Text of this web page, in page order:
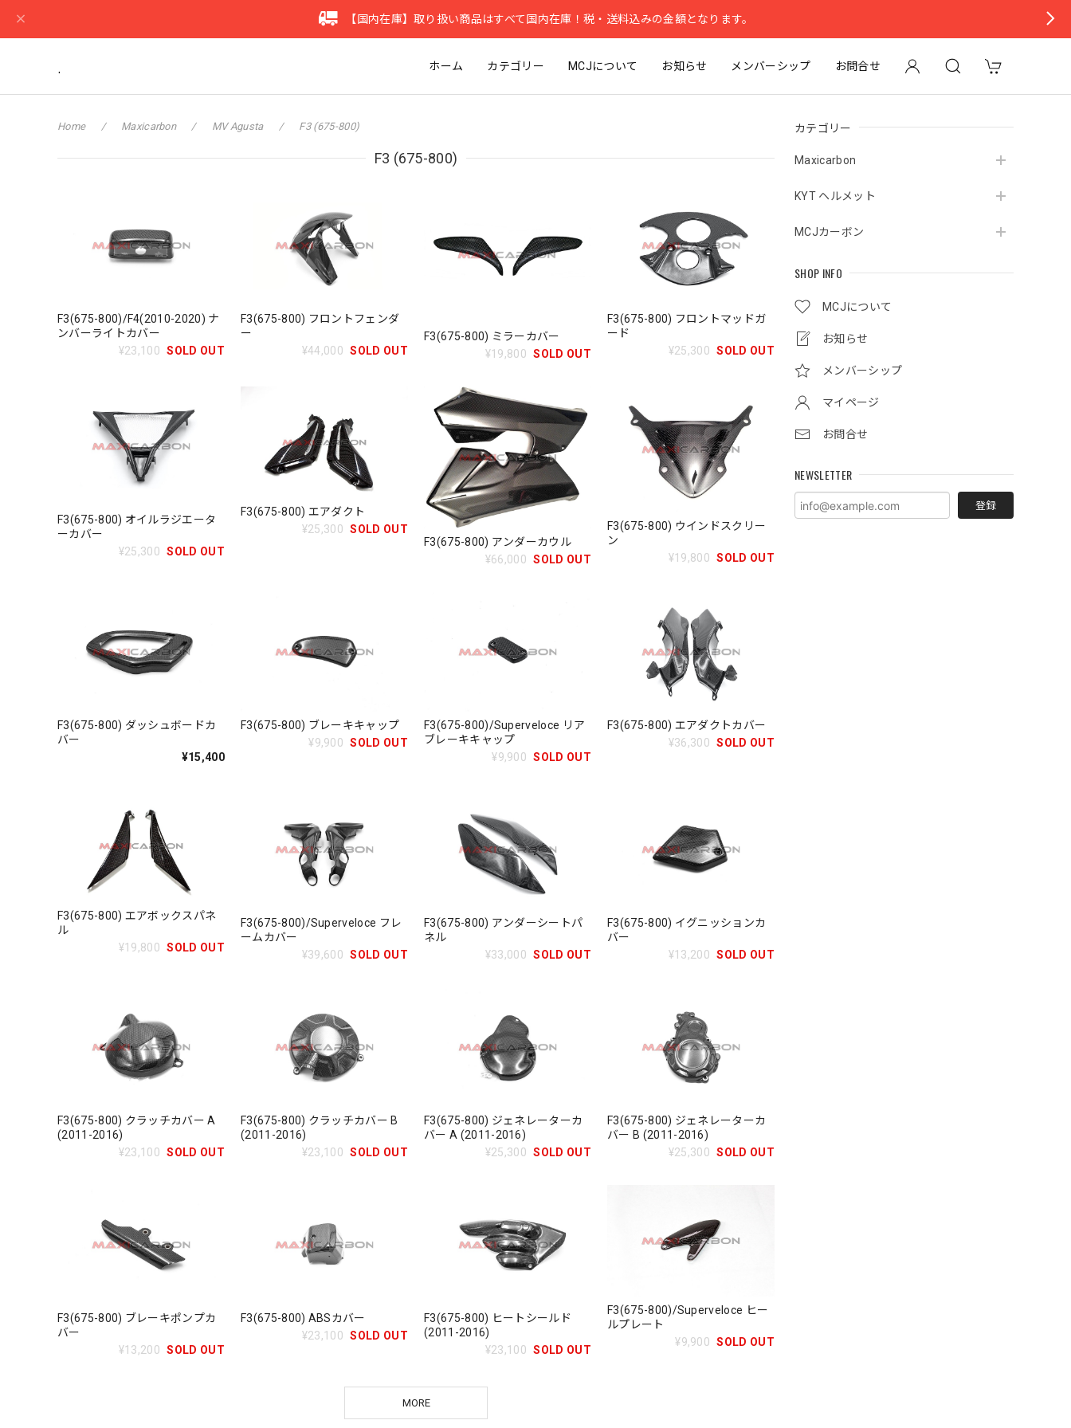
【国内在庫】取り扱い商品はすべて国内在庫！税・送料込みの金額となります。
. ホーム カテゴリー MCJについて お知らせ メンバーシップ お問合せ
カテゴリー
Maxicarbon
KYT ヘルメット
MCJカーボン
SHOP INFO
MCJについて
お知らせ
メンバーシップ
マイページ
お問合せ
NEWSLETTER
登録
Home Maxicarbon MV Agusta F3 (675-800)
F3 (675-800)
F3(675-800)/F4(2010-2020) ナ
ンバーライトカバー
¥23,100 SOLD OUT
F3(675-800) フロントフェンダ
ー
¥44,000 SOLD OUT
F3(675-800) ミラーカバー
¥19,800 SOLD OUT
F3(675-800) フロントマッドガ
ード
¥25,300 SOLD OUT
F3(675-800) オイルラジエータ
ーカバー
¥25,300 SOLD OUT
F3(675-800) エアダクト
¥25,300 SOLD OUT
F3(675-800) アンダーカウル
¥66,000 SOLD OUT
F3(675-800) ウインドスクリー
ン
¥19,800 SOLD OUT
F3(675-800) ダッシュボードカ
バー
¥15,400
F3(675-800) ブレーキキャップ
¥9,900 SOLD OUT
F3(675-800)/Superveloce リア
ブレーキキャップ
¥9,900 SOLD OUT
F3(675-800) エアダクトカバー
¥36,300 SOLD OUT
F3(675-800) エアボックスパネ
ル
¥19,800 SOLD OUT
F3(675-800)/Superveloce フレ
ームカバー
¥39,600 SOLD OUT
F3(675-800) アンダーシートパ
ネル
¥33,000 SOLD OUT
F3(675-800) イグニッションカ
バー
¥13,200 SOLD OUT
F3(675-800) クラッチカバー A
(2011-2016)
¥23,100 SOLD OUT
F3(675-800) クラッチカバー B
(2011-2016)
¥23,100 SOLD OUT
F3(675-800) ジェネレーターカ
バー A (2011-2016)
¥25,300 SOLD OUT
F3(675-800) ジェネレーターカ
バー B (2011-2016)
¥25,300 SOLD OUT
F3(675-800) ブレーキポンプカ
バー
¥13,200 SOLD OUT
F3(675-800) ABSカバー
¥23,100 SOLD OUT
F3(675-800) ヒートシールド
(2011-2016)
¥23,100 SOLD OUT
F3(675-800)/Superveloce ヒー
ルプレート
¥9,900 SOLD OUT
MORE